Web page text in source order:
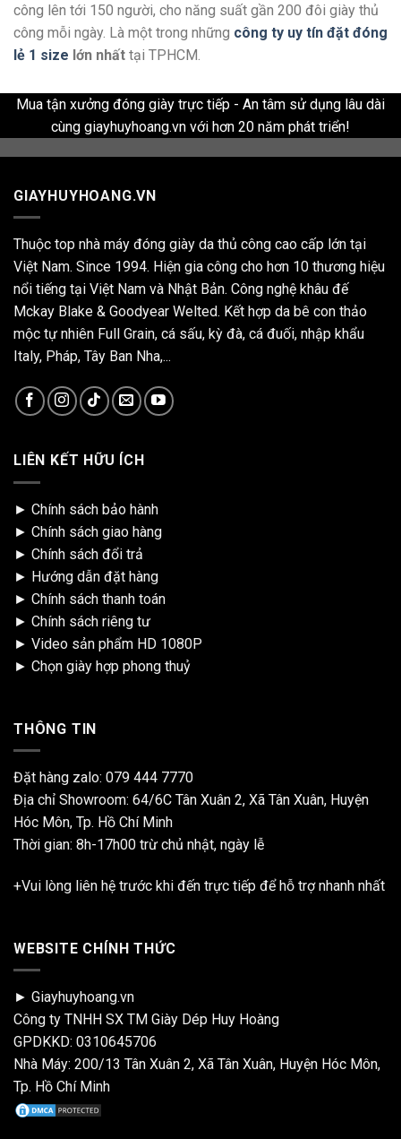
công lên tới 150 người, cho năng suất gần 200 đôi giày thủ
công mỗi ngày. Là một trong những công ty uy tín đặt đóng
lẻ 1 size lớn nhất tại TPHCM.
Mua tận xưởng đóng giày trực tiếp - An tâm sử dụng lâu dài
cùng giayhuyhoang.vn với hơn 20 năm phát triển!
GIAYHUYHOANG.VN
Thuộc top nhà máy đóng giày da thủ công cao cấp lớn tại
Việt Nam. Since 1994. Hiện gia công cho hơn 10 thương hiệu
nổi tiếng tại Việt Nam và Nhật Bản. Công nghệ khâu đế
Mckay Blake & Goodyear Welted. Kết hợp da bê con thảo
mộc tự nhiên Full Grain, cá sấu, kỳ đà, cá đuối, nhập khẩu
Italy, Pháp, Tây Ban Nha,...
LIÊN KẾT HỮU ÍCH
► Chính sách bảo hành
► Chính sách giao hàng
► Chính sách đổi trả
► Hướng dẫn đặt hàng
► Chính sách thanh toán
► Chính sách riêng tư
► Video sản phẩm HD 1080P
► Chọn giày hợp phong thuỷ
THÔNG TIN
Đặt hàng zalo: 079 444 7770
Địa chỉ Showroom: 64/6C Tân Xuân 2, Xã Tân Xuân, Huyện
Hóc Môn, Tp. Hồ Chí Minh
Thời gian: 8h-17h00 trừ chủ nhật, ngày lễ
+Vui lòng liên hệ trước khi đến trực tiếp để hỗ trợ nhanh nhất
WEBSITE CHÍNH THỨC
► Giayhuyhoang.vn
Công ty TNHH SX TM Giày Dép Huy Hoàng
GPDKKD: 0310645706
Nhà Máy: 200/13 Tân Xuân 2, Xã Tân Xuân, Huyện Hóc Môn,
Tp. Hồ Chí Minh